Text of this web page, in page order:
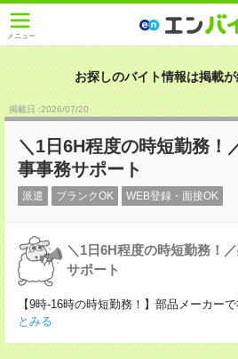
メニュー
お探しのバイト情報は掲載が
掲載日 :2026/07/20
＼1日6H程度の時短勤務！
事事務サポート
派遣 ブランクOK WEB登録・面接OK
＼1日6H程度の時短勤務！
サポート
【9時-16時の時短勤務！】部品メーカー
とみる